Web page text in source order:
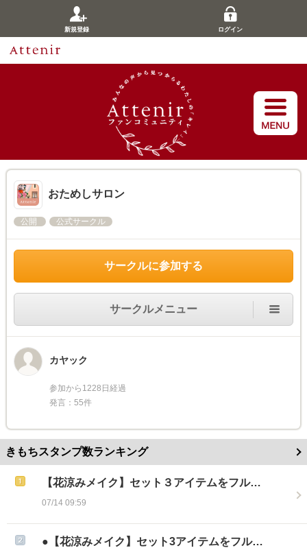
新規登録 ログイン
おためしサロン
公開 公式サークル
サークルに参加する
サークルメニュー
カヤック
参加から1228日経過
発言：55件
きもちスタンプ数ランキング
【花涼みメイク】セット３アイテムをフル…
07/14 09:59
●【花涼みメイク】セット3アイテムをフル…